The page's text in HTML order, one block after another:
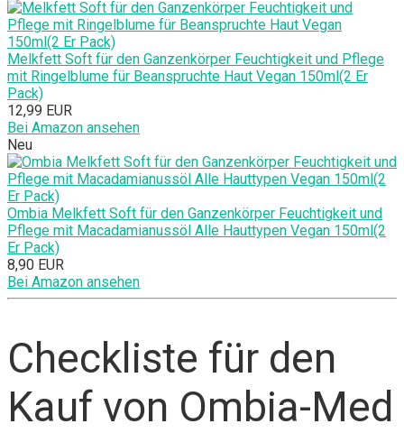
Melkfett Soft für den Ganzenkörper Feuchtigkeit und Pflege
mit Ringelblume für Beanspruchte Haut Vegan 150ml(2 Er
Pack)
12,99 EUR
Bei Amazon ansehen
Neu
Ombia Melkfett Soft für den Ganzenkörper Feuchtigkeit und
Pflege mit Macadamianussöl Alle Hauttypen Vegan 150ml(2
Er Pack)
8,90 EUR
Bei Amazon ansehen
Checkliste für den
Kauf von Ombia-Med